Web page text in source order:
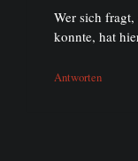
Wer sich
konnte, hat
Antworten